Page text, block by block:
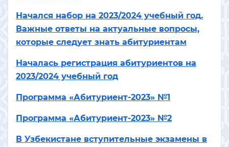
Начался набор на 2023/2024 учебный год.
Важные ответы на актуальные вопросы,
которые следует знать абитуриентам
Началась регистрация абитуриентов на
2023/2024 учебный год
Программа «Абитуриент-2023» №1
Программа «Абитуриент-2023» №2
В Узбекистане вступительные экзамены в